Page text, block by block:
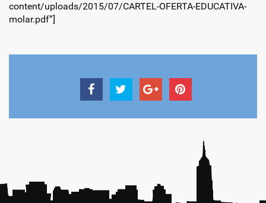
content/uploads/2015/07/CARTEL-OFERTA-EDUCATIVA-
molar.pdf”]